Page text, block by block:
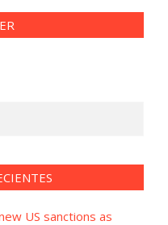
US sanctions as